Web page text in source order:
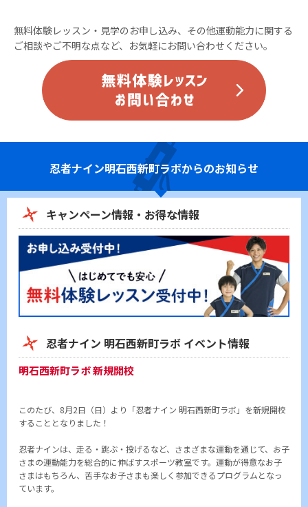
無料体験レッスン・見学のお申し込み、その他運動能力に関する
ご相談やご不明な点など、お気軽にお問い合わせください。
忍者ナイン明石西新町ラボからのお知らせ
キャンペーン情報・お得な情報
忍者ナイン 明石西新町ラボ イベント情報
明石西新町ラボ 新規開校
このたび、8月2日（日）より「忍者ナイン 明石西新町ラボ」を新規開校
することとなりました！
忍者ナインは、走る・跳ぶ・投げるなど、さまざまな運動を通じて、お子
さまの運動能力を総合的に伸ばすスポーツ教室です。運動が得意なお子
さまはもちろん、苦手なお子さまも楽しく参加できるプログラムとなっ
ています。